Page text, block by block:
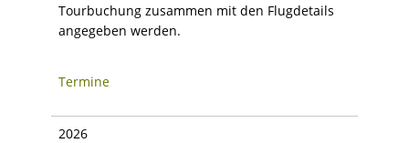
Tourbuchung zusammen mit den Flugdetails
angegeben werden.
Termine
2026